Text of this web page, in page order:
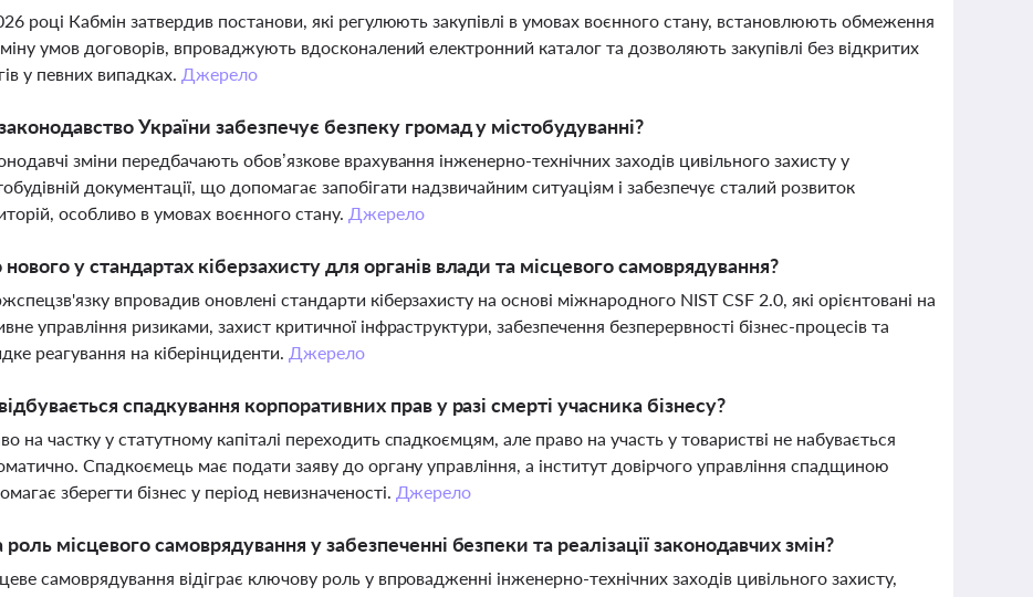
році Кабмін затвердив постанови, які регулюють закупівлі в умовах воєнного стану, встановлюють обмеження
умов договорів, впроваджують вдосконалений електронний каталог та дозволяють закупівлі без відкритих
у певних випадках. Джерело
України забезпечує безпеку громад у містобудуванні?
зміни передбачають обов’язкове врахування інженерно-технічних заходів цивільного захисту у
документації, що допомагає запобігати надзвичайним ситуаціям і забезпечує сталий розвиток
особливо в умовах воєнного стану. Джерело
у стандартах кіберзахисту для органів влади та місцевого самоврядування?
впровадив оновлені стандарти кіберзахисту на основі міжнародного NIST CSF 2.0, які орієнтовані на
управління ризиками, захист критичної інфраструктури, забезпечення безперервності бізнес-процесів та
реагування на кіберінциденти. Джерело
спадкування корпоративних прав у разі смерті учасника бізнесу?
на частку у статутному капіталі переходить спадкоємцям, але право на участь у товаристві не набувається
Спадкоємець має подати заяву до органу управління, а інститут довірчого управління спадщиною
зберегти бізнес у період невизначеності. Джерело
роль місцевого самоврядування у забезпеченні безпеки та реалізації законодавчих змін?
самоврядування відіграє ключову роль у впровадженні інженерно-технічних заходів цивільного захисту,